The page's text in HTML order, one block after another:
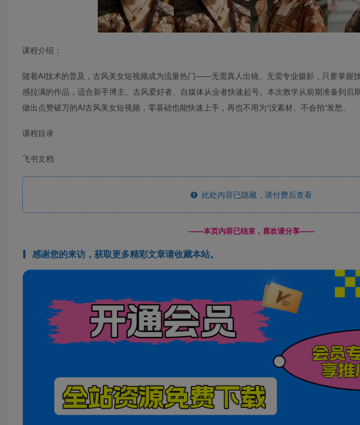
课程介绍：
随着AI技术的普及，古风美女短视频成为流量热门——无需真人出镜、无需专业摄影，只要掌握
感拉满的作品，适合新手博主、古风爱好者、自媒体从业者快速起号。本次教学从前期准备到后
做出点赞破万的AI古风美女短视频，零基础也能快速上手，再也不用为“没素材、不会拍”发愁。
课程目录
飞书文档
此处内容已隐藏，请付费后查看
------本页内容已结束，喜欢请分享------
感谢您的来访，获取更多精彩文章请收藏本站。